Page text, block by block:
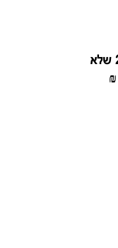
התובעת הגישה תביעה ע"ס 18,385 ₪ המהווים את סכומי הצ'קים שלא נפרעו בתוספת 2,800 ₪ המורכבים מסך 1,900 ₪ בגין שיק של חודש דצמבר 2017 שלא
היה צריך להיות מוצג, בתוספת החזר בסך 600 ₪ בגין החלק היחסי מהסכום ששולם עבור השתתפות דניאל בחוגים וכן סך 300 ₪ בגין החזר יחסי מסך 400 ₪